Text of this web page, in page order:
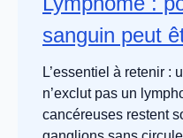
sanguin peut
L’essentiel à retenir :
n’exclut pas un
cancéreuses restent